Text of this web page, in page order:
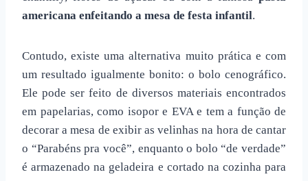
americana enfeitando a mesa de festa infantil.
Contudo, existe uma alternativa muito prática e com
um resultado igualmente bonito: o bolo cenográfico.
Ele pode ser feito de diversos materiais encontrados
em papelarias, como isopor e EVA e tem a função de
decorar a mesa de exibir as velinhas na hora de cantar
o “Parabéns pra você”, enquanto o bolo “de verdade”
é armazenado na geladeira e cortado na cozinha para